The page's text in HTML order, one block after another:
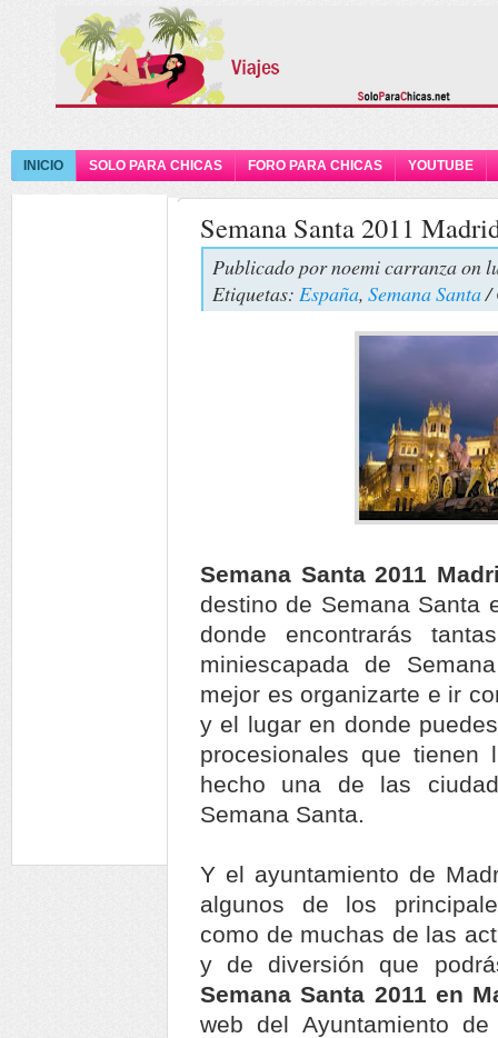
INICIO SOLO PARA CHICAS FORO PARA CHICAS YOUTUBE
Semana Santa 2011
Publicado pornoemi carranzaon
Etiquetas: España, Semana Santa/
Semana Santa 2011
destino de Semana Santa
donde encontrarás
miniescapada de
mejor es organizarte e ir
y el lugar en donde
procesionales que
hecho una de las
Semana Santa.
Y el ayuntamiento de
algunos de los
como de muchas de las
y de diversión que
Semana Santa 2011 en
web del Ayuntamiento